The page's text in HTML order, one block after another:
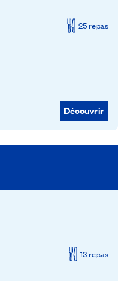
25 repas
Découvrir
13 repas